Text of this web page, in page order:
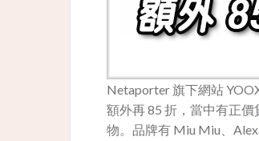
Netaporter 旗下網站
額外再 85 折，當中有正
物。品牌有 Miu Miu、